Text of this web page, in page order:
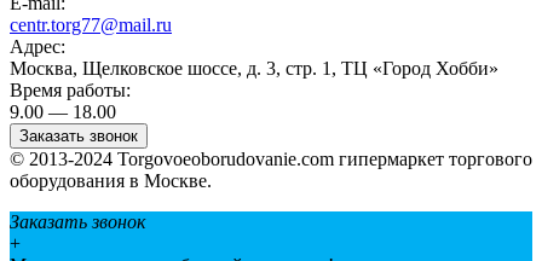
centr.torg77@mail.ru
Адрес:
Москва, Щелковское шоссе, д. 3, стр. 1, ТЦ «Город Хобби»
Время работы:
9.00 — 18.00
Заказать звонок
© 2013-2024 Torgovoeoborudovanie.com гипермаркет торгового
оборудования в Москве.
Заказать звонок
+